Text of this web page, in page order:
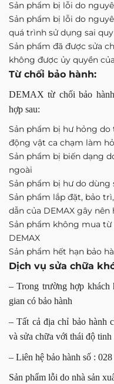
Sản phẩm bị lỗi do
Sản phẩm bị lỗi do
quá trình sử dụng sai
Sản phẩm đã được sửa
không được ủy quyền
Từ chối bảo hành:
DEMAX từ chối bảo
hợp sau:
Sản phẩm bị hư hỏng do
động vật ca chạm làm
Sản phẩm bị biến dạng
ngoài
Sản phẩm bị hư do dùng
Sản phẩm lắp đặt, bảo
dẫn của DEMAX gây nên
Sản phẩm không mua
DEMAX
Sản phẩm hết hạn bảo
Dịch vụ sửa chữa
– Trong trường hợp khách
gian có bảo hành
– Tất cả địa chỉ bảo hành
và sửa chữa với thái độ tinh
– Liên hệ bảo hành số :
Sản phẩm lỗi do nhà sản